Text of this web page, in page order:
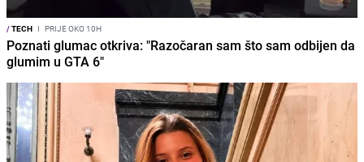
/TECH I PRIJE OKO 10H
Poznati glumac otkriva: "Razočaran sam što sam odbijen da
glumim u GTA 6"